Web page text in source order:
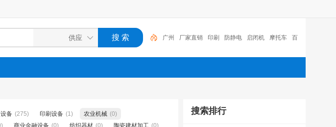
广州 厂家直销 印刷 防静电 启闭机 摩托车 百
福 咏玖进出口 体验桌 扑克
备 (275) 印刷设备 (1) 农业机械 (0)
商业金融设备 (0) 纺织器材 (0) 陶瓷建材加工 (0)
搜索排行